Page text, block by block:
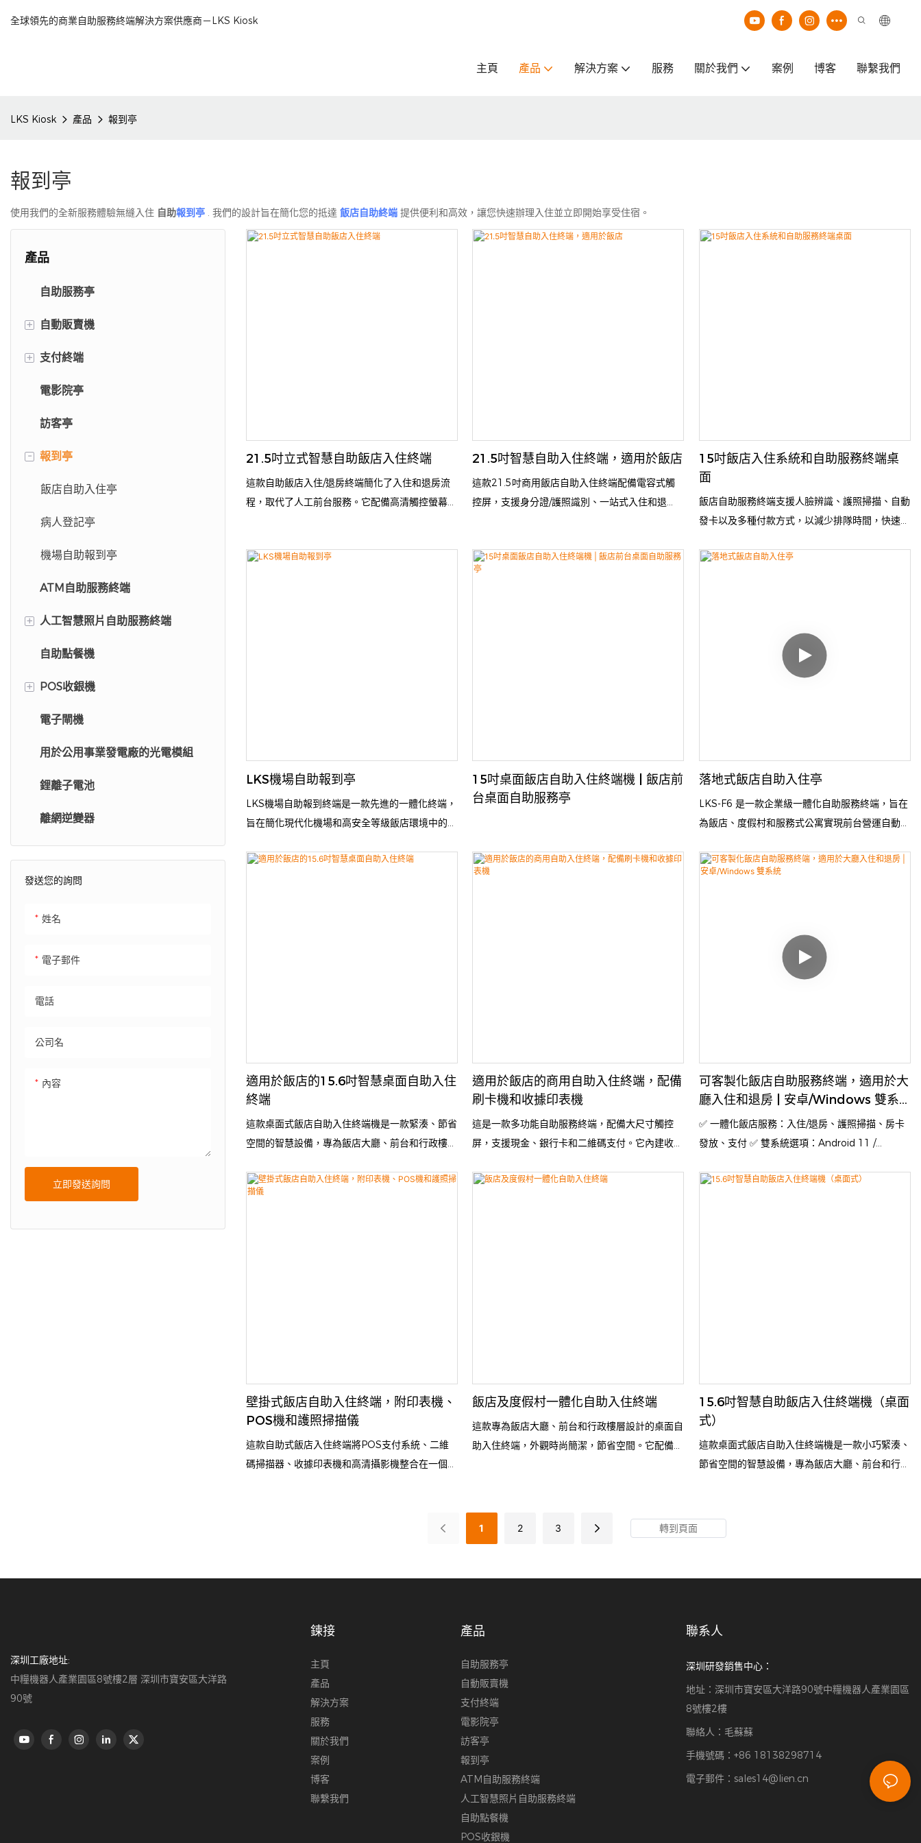
全球領先的商業自助服務終端解決方案供應商－LKS Kiosk
主頁 產品 解決方案 服務 關於我們 案例 博客 聯繫我們
LKS Kiosk 產品 報到亭
報到亭
使用我們的全新服務體驗無縫入住 自助報到亭 . 我們的設計旨在簡化您的抵達 飯店自助終端 提供便利和高效，讓您快速辦理入住並立即開始享受住宿。
產品
自助服務亭
+ 自動販賣機
手機殼自動販賣機
螢幕保護貼自動販賣機
+ 支付終端
停車繳費亭
電影院亭
訪客亭
- 報到亭
飯店自助入住亭
病人登記亭
機場自助報到亭
ATM自助服務終端
+ 人工智慧照片自助服務終端
人工智慧照片自助服務終端
照相亭
自助點餐機
+ POS收銀機
自助結帳亭
零售亭
收銀機
自我排序系統
電子閘機
用於公用事業發電廠的光電模組
鋰離子電池
離網逆變器
發送您的詢問
姓名
電子郵件
電話
公司名
內容
立即發送詢問
21.5吋立式智慧自助飯店入住終端
這款自助飯店入住/退房終端簡化了入住和退房流
程，取代了人工前台服務。它配備高清觸控螢幕、
身份驗證、選房、領取房卡和退房手續。它降低了
21.5吋智慧自助入住終端，適用於飯店
這款21.5吋商用飯店自助入住終端配備電容式觸
控屏，支援身分證/護照識別、一站式入住和退
語言介面操作簡便，有效減少客人等待時間，優化
15吋飯店入住系統和自助服務終端桌
面
飯店自助服務終端支援人臉辨識、護照掃描、自動
發卡以及多種付款方式，以減少排隊時間，快速辦
LKS機場自助報到亭
LKS機場自助報到終端是一款先進的一體化終端，
旨在簡化現代化機場和高安全等級飯店環境中的身
Lean Kiosk Systems (LKS)公司設計，整合了生
15吋桌面飯店自助入住終端機 | 飯店前
台桌面自助服務亭
落地式飯店自助入住亭
LKS-F6 是一款企業級一體化自助服務終端，旨在
為飯店、度假村和服務式公寓實現前台營運自動
許抵達的客人自助驗證身份、完成安全支付並領取
照驗證功能，簡化了前台管理。它採用堅固耐用的
工業級落地式外殼，提供無縫的多語言硬體介面，
可與主流物業管理系統 (PMS) 無縫同步。
適用於飯店的15.6吋智慧桌面自助入住
終端
這款桌面式飯店自助入住終端機是一款緊湊、節省
空間的智慧設備，專為飯店大廳、前台和行政樓層
描、人臉辨識和發卡功能，使客人能夠在短短30
適用於飯店的商用自助入住終端，配備
刷卡機和收據印表機
這是一款多功能自助服務終端，配備大尺寸觸控
屏，支援現金、銀行卡和二維碼支付。它內建收據
靠。是零售、餐飲、票務和公共服務等行業實現流
可客製化飯店自助服務終端，適用於大
廳入住和退房 | 安卓/Windows 雙系
統
✅ 一體化飯店服務：入住/退房、護照掃描、房卡
發放、支付 ✅ 雙系統選項：Android 11 /
和桌面式兩種款式，適用於任何飯店大廳版面 ✅
壁掛式飯店自助入住終端，附印表機、
POS機和護照掃描儀
這款自助式飯店入住終端將POS支付系統、二維
碼掃描器、收據印表機和高清攝影機整合在一個緊
飯店及度假村一體化自助入住終端
這款專為飯店大廳、前台和行政樓層設計的桌面自
助入住終端，外觀時尚簡潔，節省空間。它配備觸
工作人員的工作量，大幅縮短客人的等待時間，並
提供高效便捷的非接觸式智慧服務，從而提升整體
15.6吋智慧自助飯店入住終端機（桌面
式）
這款桌面式飯店自助入住終端機是一款小巧緊湊、
節省空間的智慧設備，專為飯店大廳、前台和行政
內完成自助入住、取房卡、預訂確認和退房。該終
端機相容於主流飯店PMS系統，支援多語言操作
短排隊時間，並透過高效、非接觸式的智慧服務提
1 2 3
深圳工廠地址:
中糧機器人產業園區8號樓2層 深圳市寶安區大洋路
90號
鍊接
主頁
產品
解決方案
服務
關於我們
案例
博客
聯繫我們
產品
自助服務亭
自動販賣機
支付終端
電影院亭
訪客亭
報到亭
ATM自助服務終端
人工智慧照片自助服務終端
自助點餐機
POS收銀機
聯系人
深圳研發銷售中心：
地址：深圳市寶安區大洋路90號中糧機器人產業園區
8號樓2樓
聯絡人：毛蘇蘇
手機號碼：+86 18138298714
電子郵件： sales14@lien.cn